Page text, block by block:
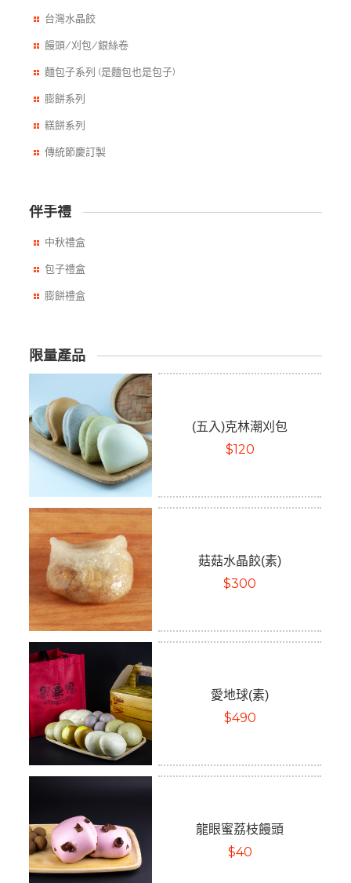
台灣水晶餃
饅頭/刈包/銀絲卷
麵包子系列 (是麵包也是包子)
膨餅系列
糕餅系列
傳統節慶訂製
伴手禮
中秋禮盒
包子禮盒
膨餅禮盒
限量產品
(五入)克林潮刈包
$120
菇菇水晶餃(素)
$300
愛地球(素)
$490
龍眼蜜荔枝饅頭
$40